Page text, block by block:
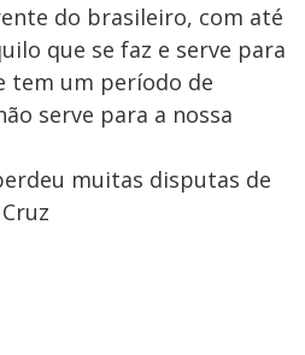
do brasileiro, com até
que se faz e serve para
tem um período de
serve para a nossa
muitas disputas de